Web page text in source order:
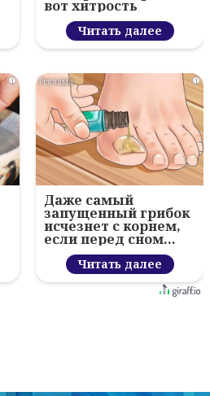
вот хитрость
Читать далее
i i
Даже самый
запущенный грибок
исчезнет с корнем,
если перед сном…
Читать далее